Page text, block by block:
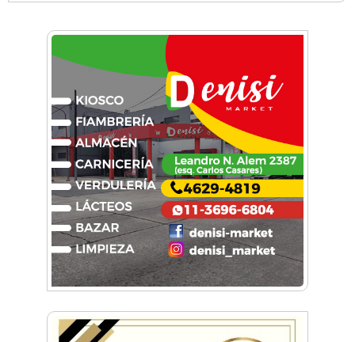
De Castelar a Júpiter: Conocé la historia del
vecino que mapeó la luna hacia la que viaja
Castelar Digital
Dr. Omar Battilana: casi cuatro décadas de
odontología en Castelar con una premisa que
no cambió
Emiliano Brancciari inauguró "El Banquito de
Norita", el nuevo ciclo cultural de la Casa
Museo Nora Cortiñas
No funcionará el Ferrocarril Sarmiento por
cuatro días
¡Sí, prometo! Miles de estudiantes de Morón
prometieron lealtad a la bandera
Empresas, emprendedores y cultura se
reunieron en Expo Morón Se Muestra